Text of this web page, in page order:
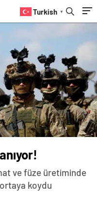
Turkish ▼
ve füze üretiminde
koydu